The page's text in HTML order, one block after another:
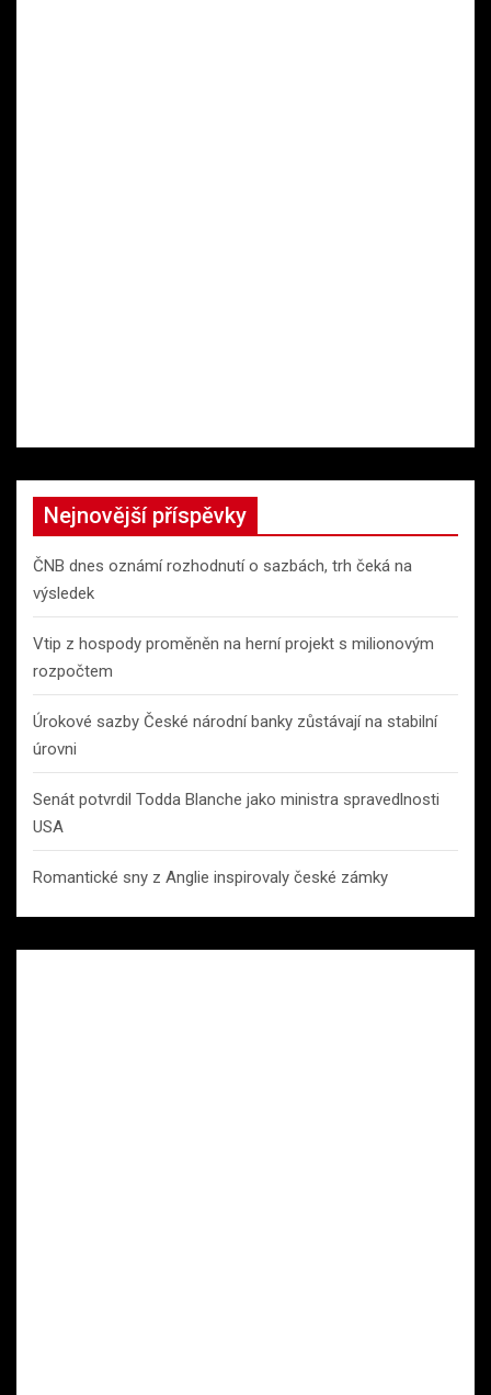
Nejnovější příspěvky
ČNB dnes oznámí rozhodnutí o sazbách, trh čeká na
výsledek
Vtip z hospody proměněn na herní projekt s milionovým
rozpočtem
Úrokové sazby České národní banky zůstávají na stabilní
úrovni
Senát potvrdil Todda Blanche jako ministra spravedlnosti
USA
Romantické sny z Anglie inspirovaly české zámky